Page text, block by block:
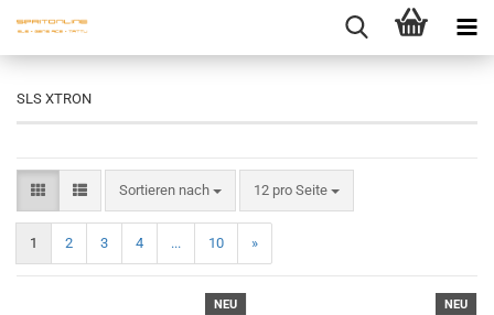
SLS XTRON
Sortieren nach 12 pro Seite
1 2 3 4 ... 10 »
NEU NEU